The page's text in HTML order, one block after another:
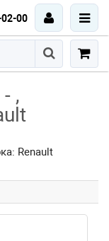
00
,
Renault